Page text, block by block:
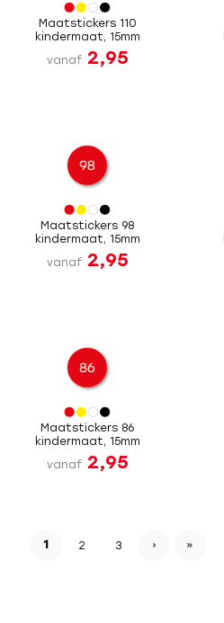
Maatstickers 110
kindermaat, 15mm
vanaf 2,95
Maatstickers 98
kindermaat, 15mm
vanaf 2,95
Maatstickers 86
kindermaat, 15mm
vanaf 2,95
1 2 3 › »